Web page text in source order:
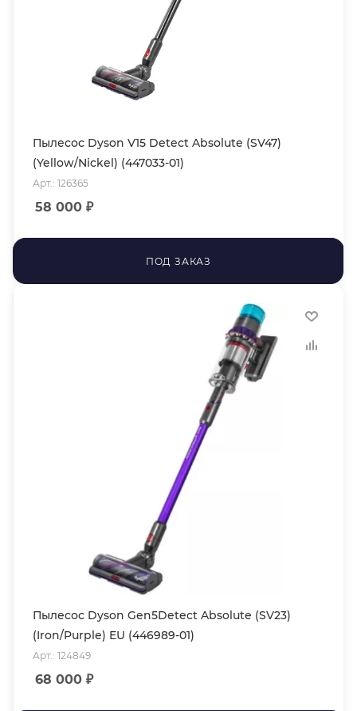
Пылесос Dyson V15 Detect Absolute (SV47)
(Yellow/Nickel) (447033-01)
Арт.: 126365
58 000 ₽
ПОД ЗАКАЗ
Пылесос Dyson Gen5Detect Absolute (SV23)
(Iron/Purple) EU (446989-01)
Арт.: 124849
68 000 ₽